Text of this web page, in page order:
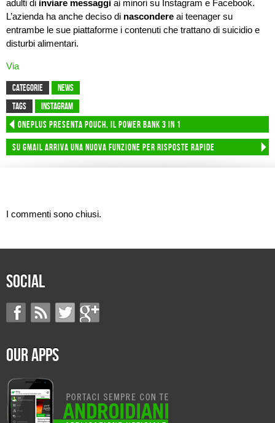
adulti di inviare messaggi ai minori su Instagram e Facebook.
L’azienda ha anche deciso di nascondere ai teenager su
entrambe le sue piattaforme i contenuti che trattano di suicidio e
disturbi alimentari.
Via
CATEGORIE
News
TAGS
instagram
OnePlus presenta Pouch, il power bank 3 in 1
Su Gmail arriva una nuova funzione per risposte rapide
I commenti sono chiusi.
Social
Our Apps